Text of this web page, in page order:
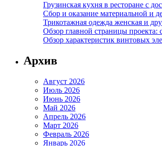
Грузинская кухня в ресторане с
Сбор и оказание материальной и
Трикотажная одежда женская и
Обзор главной страницы проекта:
Обзор характеристик винтовых
Архив
Август 2026
Июль 2026
Июнь 2026
Май 2026
Апрель 2026
Март 2026
Февраль 2026
Январь 2026